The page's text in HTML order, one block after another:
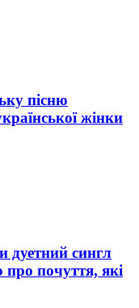
пісню
жінки
дуетний сингл
почуття, які